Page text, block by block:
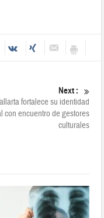
Next :
fortalece su identidad
con encuentro de gestores
culturales